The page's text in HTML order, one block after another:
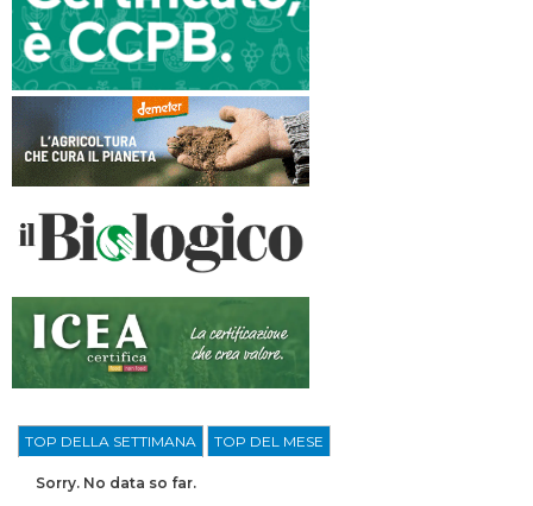
TOP DELLA SETTIMANA TOP DEL MESE
Sorry. No data so far.